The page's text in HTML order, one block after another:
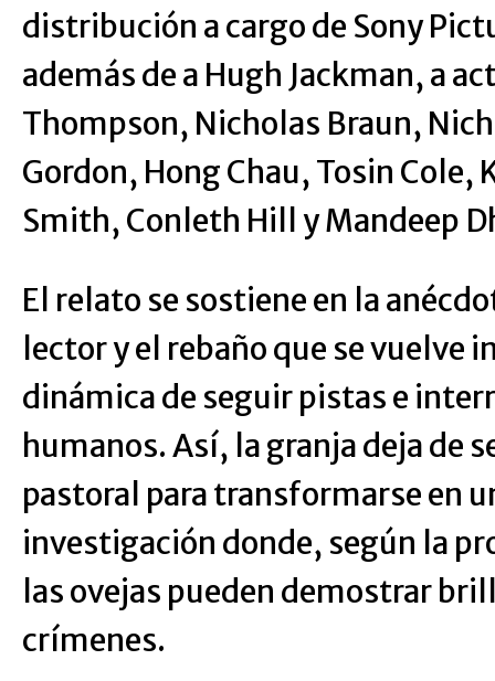
distribución a cargo de Sony
además de a Hugh Jackman, a
Thompson, Nicholas Braun,
Gordon, Hong Chau, Tosin
Smith, Conleth Hill y Mandeep
El relato se sostiene en la
lector y el rebaño que se
dinámica de seguir pistas e
humanos. Así, la granja deja de
pastoral para transformarse en
investigación donde, según la
las ovejas pueden demostrar
crímenes.